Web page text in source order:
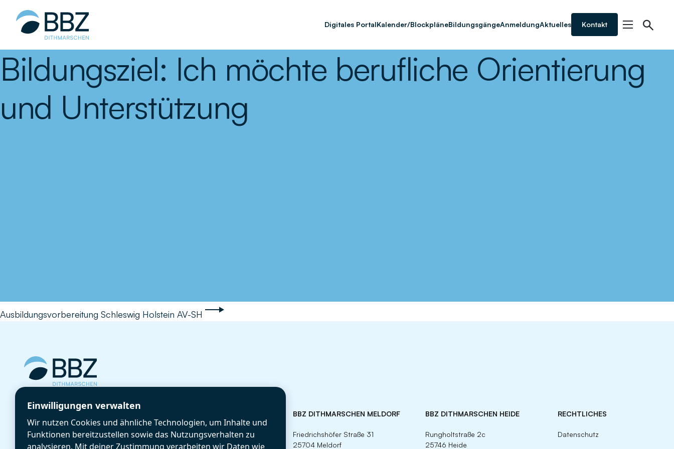
springen
Digitales PortalKalender/BlockpläneBildungsgängeAnmeldungAktuelles Kontakt
Bildungsziel: Ich möchte berufliche Orientierung
und Unterstützung
Ausbildungsvorbereitung Schleswig Holstein AV-SH
GetBIZzy
Anmeldung
Aktuelles
BBZ DITHMARSCHEN MELDORF
Friedrichshöfer Straße 31
25704 Meldorf
BBZ DITHMARSCHEN HEIDE
Rungholtstraße 2c
25746 Heide
RECHTLICHES
Datenschutz
Cookie-Einstellungen
Einwilligungen verwalten
Wir nutzen Cookies und ähnliche Technologien, um Inhalte und
Funktionen bereitzustellen sowie das Nutzungsverhalten zu
analysieren. Mit deiner Zustimmung verarbeiten wir Daten wie